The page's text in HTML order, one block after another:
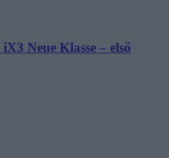
Neue Klasse – első